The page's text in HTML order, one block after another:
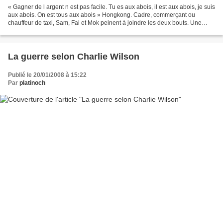
« Gagner de l argent n est pas facile. Tu es aux abois, il est aux abois, je suis
aux abois. On est tous aux abois » Hongkong. Cadre, commerçant ou
chauffeur de taxi, Sam, Fai et Mok peinent à joindre les deux bouts. Une
La guerre selon Charlie Wilson
Publié le 20/01/2008 à 15:22
Par platinoch